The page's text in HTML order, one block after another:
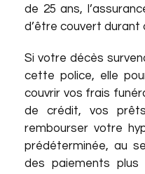
de 25 ans,
d’être couvert
Si votre décès
cette police, elle
couvrir vos frais
de crédit, vos
rembourser votre
prédéterminée, au
des paiements plus